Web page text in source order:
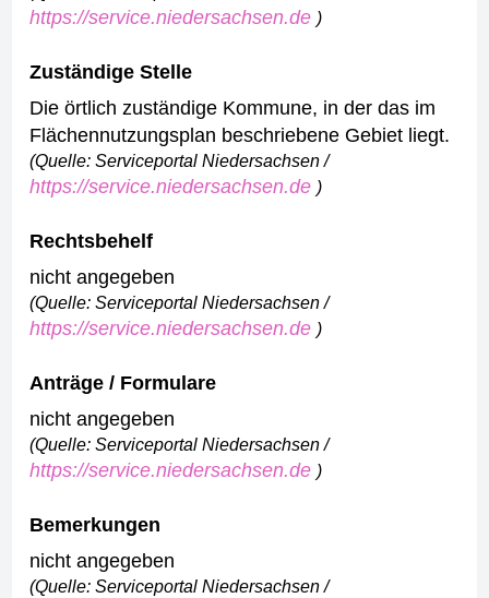
https://service.niedersachsen.de )
Zuständige Stelle
Die örtlich zuständige Kommune, in der das im
Flächennutzungsplan beschriebene Gebiet liegt.
(Quelle: Serviceportal Niedersachsen /
https://service.niedersachsen.de )
Rechtsbehelf
nicht angegeben
(Quelle: Serviceportal Niedersachsen /
https://service.niedersachsen.de )
Anträge / Formulare
nicht angegeben
(Quelle: Serviceportal Niedersachsen /
https://service.niedersachsen.de )
Bemerkungen
nicht angegeben
(Quelle: Serviceportal Niedersachsen /